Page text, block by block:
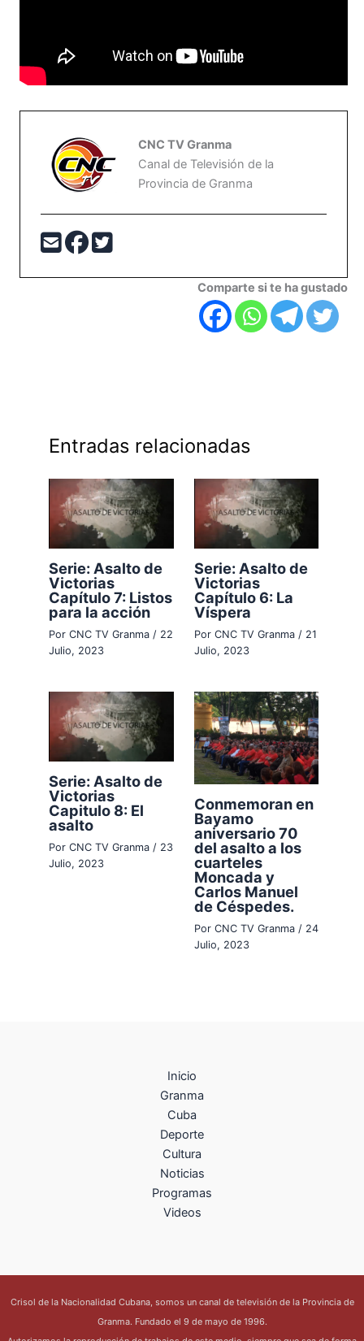
CNC TV Granma
Canal de Televisión de la
Provincia de Granma
Comparte si te ha gustado
Entradas relacionadas
Serie: Asalto de
Victorias
Capítulo 7: Listos
para la acción
PorCNC TV Granma / 22
Julio, 2023
Serie: Asalto de
Victorias
Capítulo 6: La
Víspera
Por CNC TV Granma / 21
Julio, 2023
Serie: Asalto de
Victorias
Capitulo 8: El
asalto
PorCNC TV Granma / 23
Julio, 2023
Conmemoran en
Bayamo
aniversario 70
del asalto a los
cuarteles
Moncada y
Carlos Manuel
de Céspedes.
Por CNC TV Granma / 24
Julio, 2023
Inicio
Granma
Cuba
Deporte
Cultura
Noticias
Programas
Videos
Crisol de la Nacionalidad Cubana, somos un canal de televisión de la Provincia de
Granma. Fundado el 9 de mayo de 1996.